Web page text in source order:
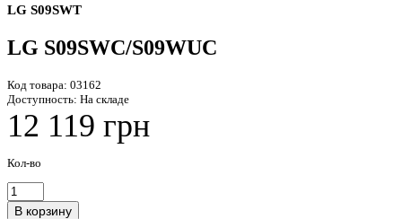
LG S09SWT
LG S09SWC/S09WUC
Код товара: 03162
Доступность: На складе
12 119 грн
Кол-во